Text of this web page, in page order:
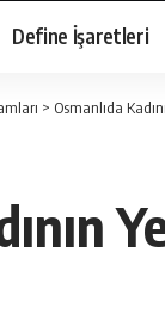
Define İşaretleri
> Osmanlıda